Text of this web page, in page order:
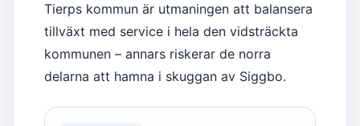
Tierps kommun är utmaningen att balansera
tillväxt med service i hela den vidsträckta
kommunen – annars riskerar de norra
delarna att hamna i skuggan av Siggbo.